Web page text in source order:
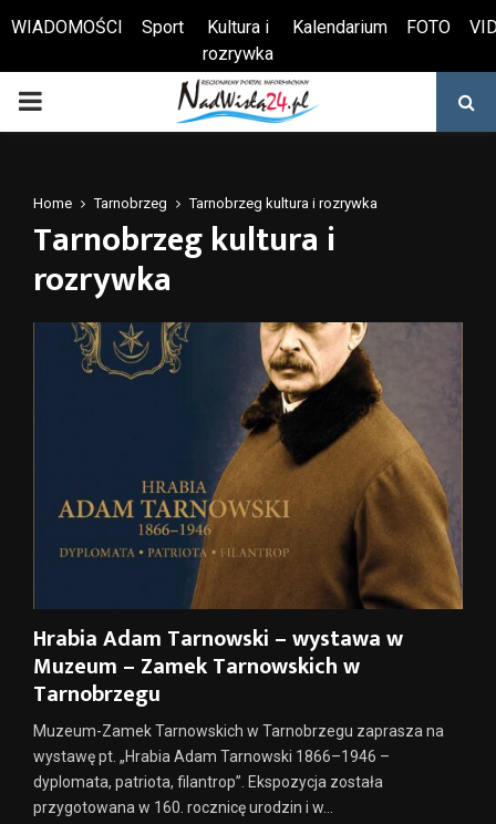
Otwórz pasek narzędzi
WIADOMOŚCI Sport
Kultura i
rozrywka
Kalendarium FOTO
PRIMARY
Home Tarnobrzeg Tarnobrzeg kultura i rozrywka
Tarnobrzeg kultura i
rozrywka
Hrabia Adam Tarnowski – wystawa w
Muzeum – Zamek Tarnowskich w
Tarnobrzegu
Muzeum-Zamek Tarnowskich w Tarnobrzegu zaprasza na
wystawę pt. „Hrabia Adam Tarnowski 1866–1946 –
dyplomata, patriota, filantrop”. Ekspozycja została
przygotowana w 160. rocznicę urodzin i w...